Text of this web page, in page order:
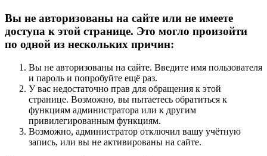
Вы не авторизованы на сайте или не имеете
доступа к этой странице. Это могло произойти
по одной из нескольких причин:
Вы не авторизованы на сайте. Введите имя пользователя
и пароль и попробуйте ещё раз.
У вас недостаточно прав для обращения к этой
странице. Возможно, вы пытаетесь обратиться к
функциям администратора или к другим
привилегированным функциям.
Возможно, администратор отключил вашу учётную
запись, или вы не активированы на сайте.